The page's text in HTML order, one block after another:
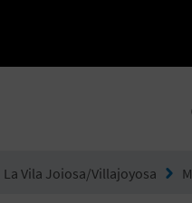
en youtube
La Vila Joiosa/Villajoyosa